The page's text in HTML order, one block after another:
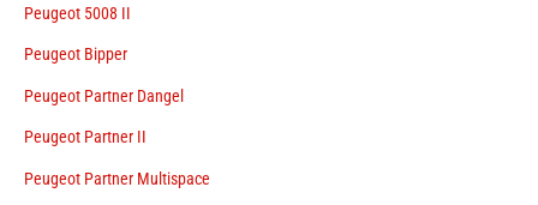
Peugeot 5008 II
Peugeot Bipper
Peugeot Partner Dangel
Peugeot Partner II
Peugeot Partner Multispace